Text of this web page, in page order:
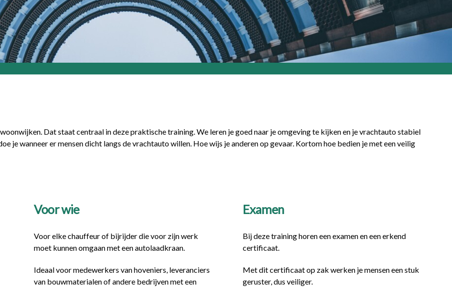
Dat staat centraal in deze praktische training. We leren je goed naar je omgeving te kijken en je vrachtauto stabiel
je wanneer er mensen dicht langs de vrachtauto willen. Hoe wijs je anderen op gevaar. Kortom hoe bedien je met een veilig
Voor wie
Voor elke chauffeur of bijrijder die voor zijn werk
moet kunnen omgaan met een autolaadkraan.
Ideaal voor medewerkers van hoveniers, leveranciers
van bouwmaterialen of andere bedrijven met een
Examen
Bij deze training horen een examen en een erkend
certificaat.
Met dit certificaat op zak werken je mensen een stuk
geruster, dus veiliger.